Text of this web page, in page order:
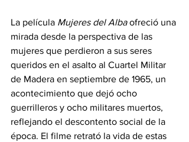
La película Mujeres del Alba ofreció una
mirada desde la perspectiva de las
mujeres que perdieron a sus seres
queridos en el asalto al Cuartel Militar
de Madera en septiembre de 1965, un
acontecimiento que dejó ocho
guerrilleros y ocho militares muertos,
reflejando el descontento social de la
época. El filme retrató la vida de estas